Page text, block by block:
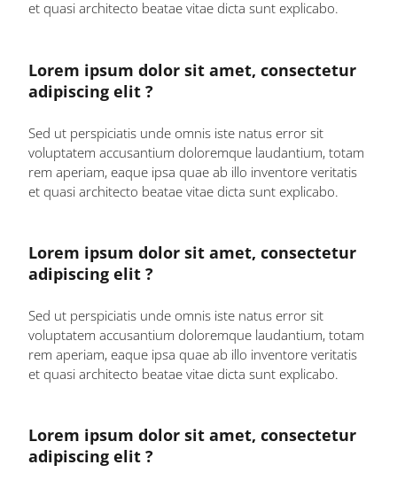
et quasi architecto beatae vitae dicta sunt explicabo.
Lorem ipsum dolor sit amet, consectetur
adipiscing elit ?
Sed ut perspiciatis unde omnis iste natus error sit
voluptatem accusantium doloremque laudantium, totam
rem aperiam, eaque ipsa quae ab illo inventore veritatis
et quasi architecto beatae vitae dicta sunt explicabo.
Lorem ipsum dolor sit amet, consectetur
adipiscing elit ?
Sed ut perspiciatis unde omnis iste natus error sit
voluptatem accusantium doloremque laudantium, totam
rem aperiam, eaque ipsa quae ab illo inventore veritatis
et quasi architecto beatae vitae dicta sunt explicabo.
Lorem ipsum dolor sit amet, consectetur
adipiscing elit ?